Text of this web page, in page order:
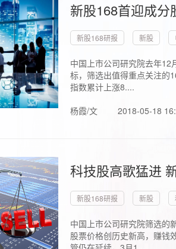
新股168首迎成
新股168研报 新股
中国上市公司研究院去年
标，筛选出值得重点关注的
指数累计上涨8....
杨霞/文
2018-05-18
科技股高歌猛进
新股168研报 新股
中国上市公司研究院筛选的
股票价格创历史新高，赚钱